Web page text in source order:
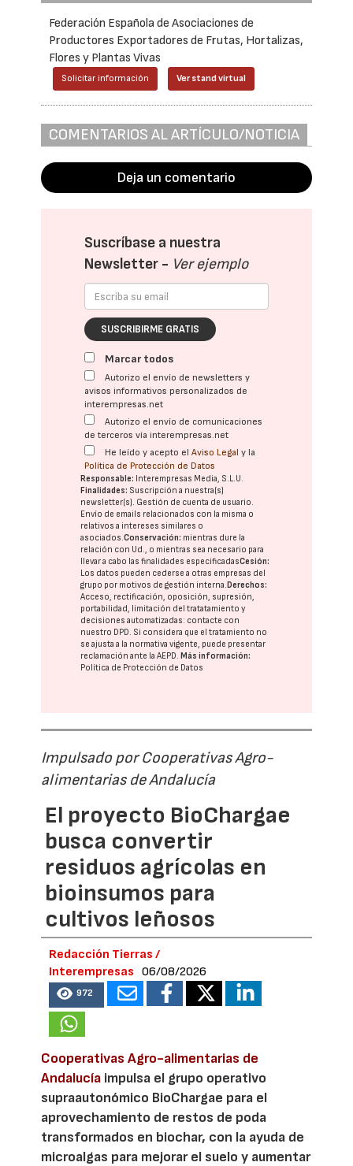
Federación Española de Asociaciones de
Productores Exportadores de Frutas, Hortalizas,
Flores y Plantas Vivas
Solicitar información Ver stand virtual
COMENTARIOS AL ARTÍCULO/NOTICIA
Deja un comentario
Suscríbase a nuestra
Newsletter - Ver ejemplo
SUSCRIBIRME GRATIS
Marcar todos
Autorizo el envío de newsletters y
avisos informativos personalizados de
interempresas.net
Autorizo el envío de comunicaciones
de terceros vía interempresas.net
He leído y acepto elAviso Legal y la
Política de Protección de Datos
Responsable: Interempresas Media, S.L.U.
Finalidades: Suscripción a nuestra(s)
newsletter(s). Gestión de cuenta de usuario.
Envío de emails relacionados con la misma o
relativos a intereses similares o
asociados.Conservación: mientras dure la
relación con Ud., o mientras sea necesario para
llevar a cabo las finalidades especificadasCesión:
Los datos pueden cederse a otras empresas del
grupo por motivos de gestión interna. Derechos:
Acceso, rectificación, oposición, supresión,
portabilidad, limitación del tratatamiento y
decisiones automatizadas: contacte con
nuestro DPD. Si considera que el tratamiento no
se ajusta a la normativa vigente, puede presentar
reclamación ante laAEPD. Más información:
Política de Protección de Datos
Impulsado por Cooperativas Agro-
alimentarias de Andalucía
El proyecto BioChargae
busca convertir
residuos agrícolas en
bioinsumos para
cultivos leñosos
Redacción Tierras /
Interempresas
06/08/2026
972
Cooperativas Agro-alimentarias de
Andalucía impulsa el grupo operativo
supraautonómico BioChargae para el
aprovechamiento de restos de poda
transformados en biochar, con la ayuda de
microalgas para mejorar el suelo y aumentar